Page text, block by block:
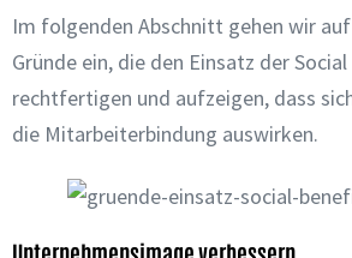
Im folgenden Abschnitt gehen wir
Gründe ein, die den Einsatz der
rechtfertigen und aufzeigen, dass
die Mitarbeiterbindung auswirken.